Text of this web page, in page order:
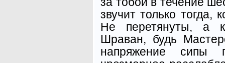
звучит только тогда,
Не перетянуты, а
Шраван, будь
напряжение сипы